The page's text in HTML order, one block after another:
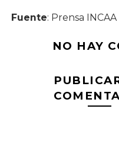
Fuente: Prensa INCAA
NO HAY